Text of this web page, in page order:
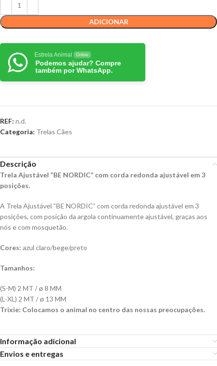
ADICIONAR
Estrela Animal Online
Podemos ajudar? Compre
também por WhatsApp.
REF: n.d.
Categoria: Trelas Cães
Descrição
Trela Ajustável “BE NORDIC” com corda redonda ajustável em 3
posições.
A Trela Ajustável “BE NORDIC” com corda redonda ajustável em 3
posições, com posição da argola continuamente ajustável, graças aos
nós e com mosquetão.
Cores: azul claro/bege/preto
Tamanhos:
(S-M) 2 MT / ø 8 MM
(L-XL) 2 MT / ø 13 MM
Trixie: Colocamos o animal no centro das nossas preocupações.
Informação adicional
Envios e entregas